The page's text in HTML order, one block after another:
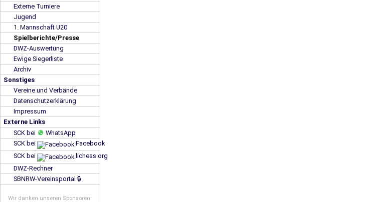
Externe Turniere
Jugend
1. Mannschaft U20
Spielberichte/Presse
DWZ-Auswertung
Ewige Siegerliste
Archiv
Sonstiges
Vereine und Verbände
Datenschutzerklärung
Impressum
Externe Links
SCK bei
WhatsApp
SCK bei
Facebook
SCK bei
lichess.org
DWZ-Rechner
SBNRW-Vereinsportal 🔒
Wir danken unseren Sponsoren: